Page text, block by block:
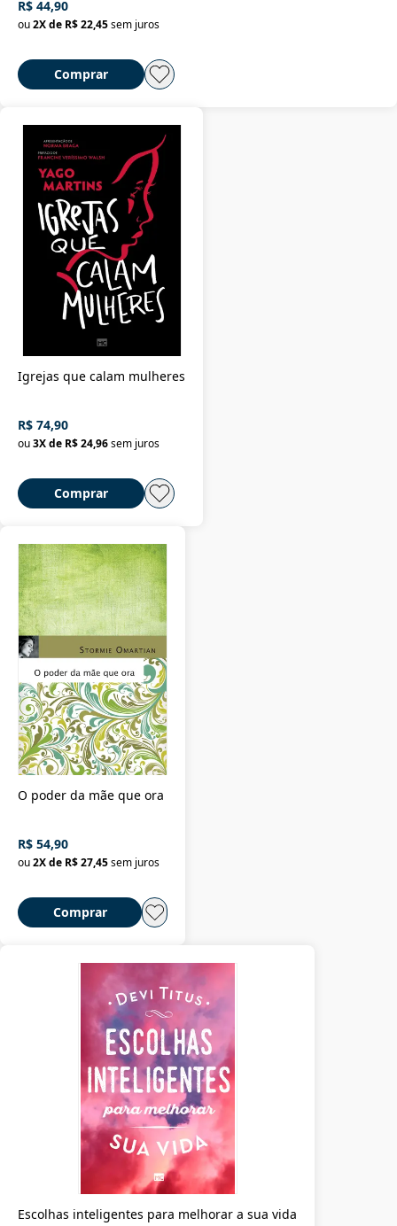
R$ 44,90
ou2X de R$ 22,45sem juros
Comprar
Igrejas que calam mulheres
R$ 74,90
ou3X de R$ 24,96sem juros
Comprar
O poder da mãe que ora
R$ 54,90
ou2X de R$ 27,45sem juros
Comprar
Escolhas inteligentes para melhorar a sua vida